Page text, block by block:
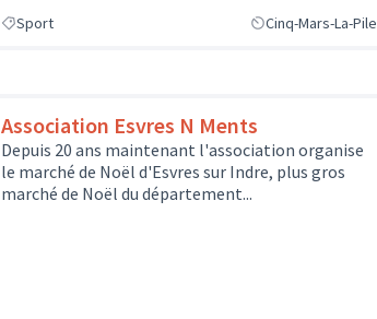
Sport Cinq-Mars-La-Pile
Association Esvres N Ments
Depuis 20 ans maintenant l'association organise
le marché de Noël d'Esvres sur Indre, plus gros
marché de Noël du département...